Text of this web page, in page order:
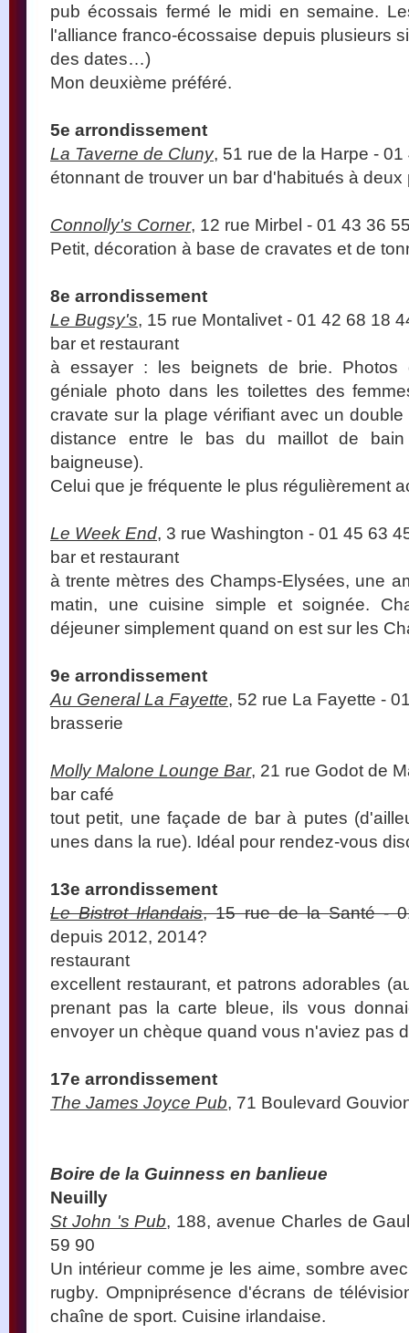
pub écossais fermé le midi en semaine.
l'alliance franco-écossaise depuis plusieurs
des dates…)
Mon deuxième préféré.
5e arrondissement
La Taverne de Cluny, 51 rue de la Harpe -
étonnant de trouver un bar d'habitués à
Connolly's Corner, 12 rue Mirbel - 01 43 36
Petit, décoration à base de cravates et de
8e arrondissement
Le Bugsy's, 15 rue Montalivet - 01 42 68 18
bar et restaurant
à essayer : les beignets de brie. Photos
géniale photo dans les toilettes des
cravate sur la plage vérifiant avec un
distance entre le bas du maillot de
baigneuse).
Celui que je fréquente le plus régulièrement
Le Week End, 3 rue Washington - 01 45 63
bar et restaurant
à trente mètres des Champs-Elysées, une
matin, une cuisine simple et soignée.
déjeuner simplement quand on est sur les
9e arrondissement
Au General La Fayette, 52 rue La Fayette -
brasserie
Molly Malone Lounge Bar, 21 rue Godot de
bar café
tout petit, une façade de bar à putes
unes dans la rue). Idéal pour rendez-vous
13e arrondissement
Le Bistrot Irlandais, 15 rue de la Santé -
depuis 2012, 2014?
restaurant
excellent restaurant, et patrons adorables
prenant pas la carte bleue, ils vous
envoyer un chèque quand vous n'aviez pas
17e arrondissement
The James Joyce Pub, 71 Boulevard
Boire de la Guinness en banlieue
Neuilly
St John 's Pub, 188, avenue Charles de
59 90
Un intérieur comme je les aime, sombre
rugby. Ompniprésence d'écrans de
chaîne de sport. Cuisine irlandaise.